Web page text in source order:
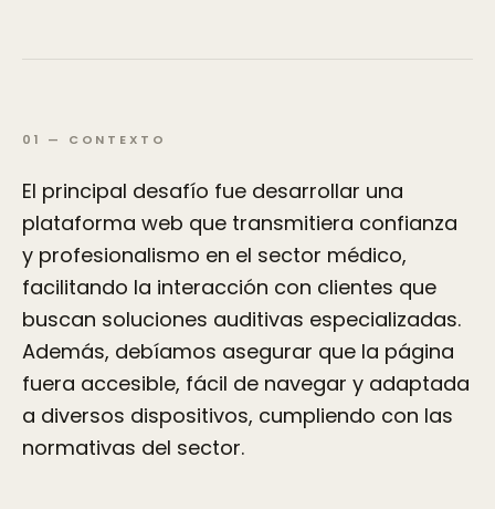
01 — CONTEXTO
El principal desafío fue desarrollar una
plataforma web que transmitiera confianza
y profesionalismo en el sector médico,
facilitando la interacción con clientes que
buscan soluciones auditivas especializadas.
Además, debíamos asegurar que la página
fuera accesible, fácil de navegar y adaptada
a diversos dispositivos, cumpliendo con las
normativas del sector.